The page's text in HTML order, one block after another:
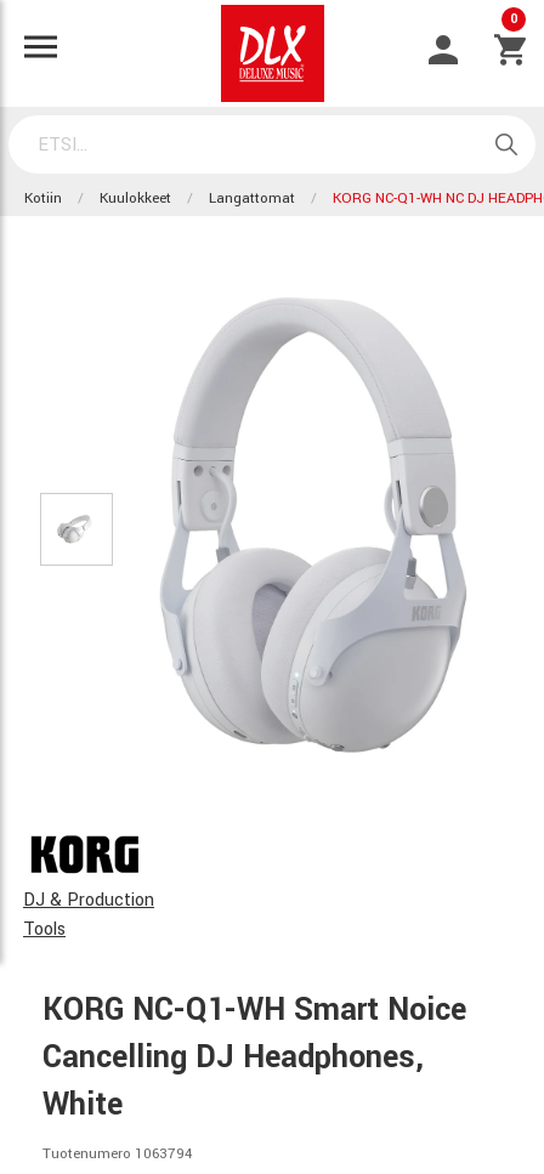
0
Kotiin Kuulokkeet Langattomat KORG NC-Q1-WH NC DJ
DJ & Production
Tools
KORG NC-Q1-WH Smart Noice
Cancelling DJ Headphones,
White
Tuotenumero 1063794